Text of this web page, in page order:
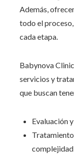
Además,
todo el
cada etapa.
Babynova
servicios y
que buscan
Evaluación